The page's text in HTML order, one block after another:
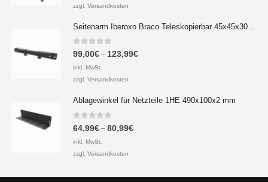
zzgl. Versandkosten
Seitenarm Iberoxo Braco Teleskopierbar 45x45x300-450 mm
0out of 5
99,00€– 123,99€
inkl. MwSt.
zzgl. Versandkosten
Ablagewinkel für Netzteile 1HE 490x100x2 mm
0 out of 5
64,99€– 80,99€
inkl. MwSt.
zzgl. Versandkosten